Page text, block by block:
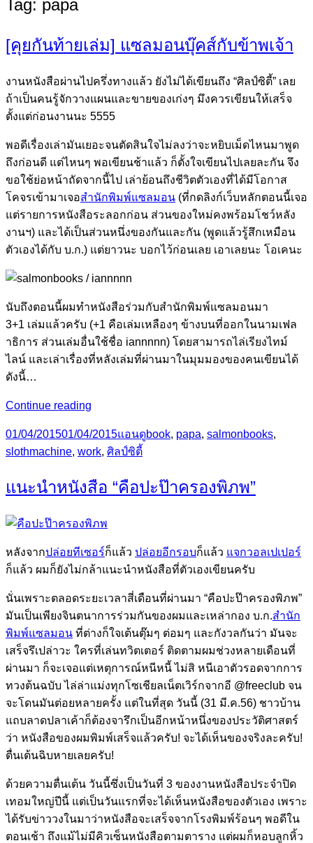
Tag: papa
[คุยกันท้ายเล่ม] แซลมอนบุ๊คส์กับข้าพเจ้า
งานหนังสือผ่านไปครึ่งทางแล้ว ยังไม่ได้เขียนถึง “ศิลป์ซิตี้” เลย
ถ้าเป็นคนรู้จักวางแผนและขายของเก่งๆ มึงควรเขียนให้เสร็จ
ตั้งแต่ก่อนงานนะ 5555
พอดีเรื่องเล่ามันเยอะจนตัดสินใจไม่ลงว่าจะหยิบเม็ดไหนมาพูด
ถึงก่อนดี แต่ไหนๆ พอเขียนช้าแล้ว ก็ตั้งใจเขียนไปเลยละกัน จึง
ขอใช้ย่อหน้าถัดจากนี้ไป เล่าย้อนถึงชีวิตตัวเองที่ได้มีโอกาส
โคจรเข้ามาเจอสำนักพิมพ์แซลมอน (ที่กดลิงก์เว็บหลักตอนนี้เจอ
แต่รายการหนังสือระลอกก่อน ส่วนของใหม่คงพร้อมโชว์หลัง
งานฯ) และได้เป็นส่วนหนึ่งของกันและกัน (พูดแล้วรู้สึกเหมือน
ตัวเองได้กับ บ.ก.) แต่ยาวนะ บอกไว้ก่อนเลย เอาเลยนะ โอเคนะ
นับถึงตอนนี้ผมทำหนังสือร่วมกับสำนักพิมพ์แซลมอนมา
3+1 เล่มแล้วครับ (+1 คือเล่มเหลืองๆ ข้างบนที่ออกในนามเฟล
าธิการ ส่วนเล่มอื่นใช้ชื่อ iannnnn) โดยสามารถไล่เรียงไทม์
ไลน์ และเล่าเรื่องที่หลังเล่มที่ผ่านมาในมุมมองของคนเขียนได้
ดังนี้…
Continue reading
ท้าย
เล่ม]
ลม
นบุ๊คส์
กับ
ข้าพเจ้า
Posted
on
01/04/201501/04/2015Categories
แอนดูTags
book, papa, salmonbooks,
slothmachine, work, ศิลป์ซิตี้
แนะนำหนังสือ “คือปะป๊าครองพิภพ”
หลังจากปล่อยทีเซอร์ก็แล้ว ปล่อยอีกรอบก็แล้ว แจกวอลเปเปอร์
ก็แล้ว ผมก็ยังไม่กล้าแนะนำหนังสือที่ตัวเองเขียนครับ
นั่นเพราะตลอดระยะเวลาสี่เดือนที่ผ่านมา “คือปะป๊าครองพิภพ”
มันเป็นเพียงจินตนาการร่วมกันของผมและเหล่ากอง บ.ก.สำนัก
พิมพ์แซลมอน ที่ต่างก็ใจเต้นตุ๊มๆ ต่อมๆ และกังวลกันว่า มันจะ
เสร็จรึเปล่าวะ ใครที่เล่นทวิตเตอร์ ติดตามผมช่วงหลายเดือนที่
ผ่านมา ก็จะเจอแต่เหตุการณ์หนีหนี้ ไม่สิ หนีเอาตัวรอดจากการ
ทวงต้นฉบับ ไล่ล่าแม่งทุกโซเชียลเน็ตเวิร์กจากอี @freeclub จน
จะโดนมันต่อยหลายครั้ง แต่ในที่สุด วันนี้ (31 มี.ค.56) ชาวบ้าน
แถบลาดปลาเค้าก็ต้องจารึกเป็นอีกหน้าหนึ่งของประวัติศาสตร์
ว่า หนังสือของผมพิมพ์เสร็จแล้วครับ! จะได้เห็นของจริงละครับ!
ตื่นเต้นฉิบหายเลยครับ!
ด้วยความตื่นเต้น วันนี้ซึ่งเป็นวันที่ 3 ของงานหนังสือประจำปิด
เทอมใหญ่ปีนี้ แต่เป็นวันแรกที่จะได้เห็นหนังสือของตัวเอง เพราะ
ได้รับข่าววงในมาว่าหนังสือจะเสร็จจากโรงพิมพ์ร้อนๆ พอดีใน
ตอนเช้า ถึงแม้ไม่มีคิวเซ็นหนังสือตามตาราง แต่ผมก็หอบลูกหิ้ว